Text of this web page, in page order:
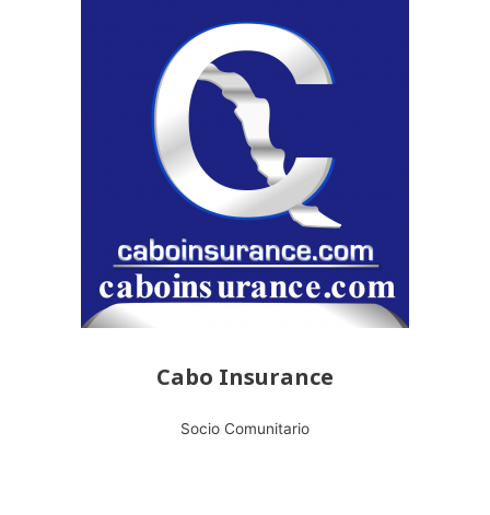
Cabo Insurance
Socio Comunitario